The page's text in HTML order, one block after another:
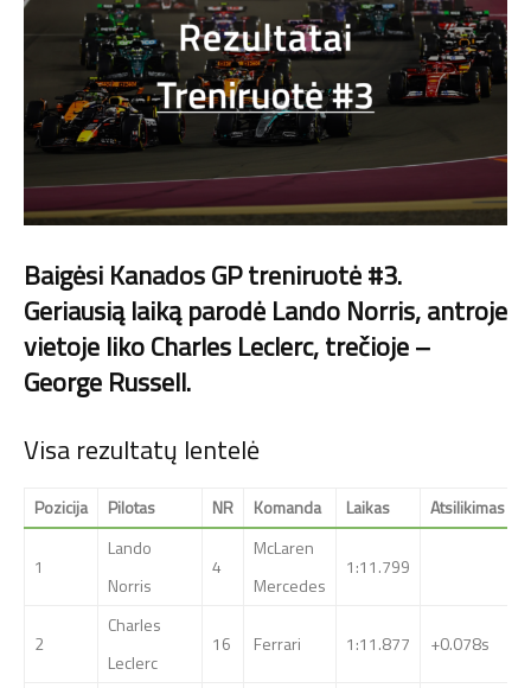
Baigėsi Kanados GP treniruotė #3.
Geriausią laiką parodė Lando Norris, antroje
vietoje liko Charles Leclerc, trečioje –
George Russell.
Visa rezultatų lentelė
Pozicija Pilotas NR Komanda Laikas Atsilikimas
1
Lando
Norris
4
McLaren
Mercedes
1:11.799
2
Charles
Leclerc
16 Ferrari 1:11.877 +0.078s